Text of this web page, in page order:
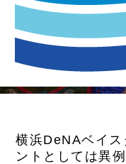
横浜DeNAベイ
ントとしては異